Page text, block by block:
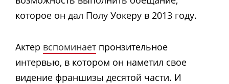
которое он дал Полу Уокеру в 2013 году.
Актер вспоминает пронзительное
интервью, в котором он наметил свое
видение франшизы десятой части. И